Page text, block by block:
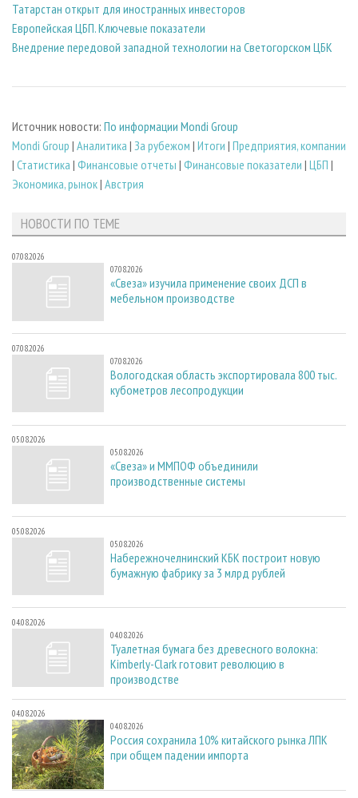
Татарстан открыт для иностранных инвесторов
Европейская ЦБП. Ключевые показатели
Внедрение передовой западной технологии на Светогорском ЦБК
Источник новости: По информации Mondi Group
Mondi Group | Аналитика | За рубежом | Итоги | Предприятия, компании
| Статистика | Финансовые отчеты | Финансовые показатели | ЦБП |
Экономика, рынок| Австрия
НОВОСТИ ПО ТЕМЕ
07.08.2026
07.08.2026
«Свеза» изучила применение своих ДСП в
мебельном производстве
07.08.2026
07.08.2026
Вологодская область экспортировала 800 тыс.
кубометров лесопродукции
05.08.2026
05.08.2026
«Свеза» и ММПОФ объединили
производственные системы
05.08.2026
05.08.2026
Набережночелнинский КБК построит новую
бумажную фабрику за 3 млрд рублей
04.08.2026
04.08.2026
Туалетная бумага без древесного волокна:
Kimberly-Clark готовит революцию в
производстве
04.08.2026
04.08.2026
Россия сохранила 10% китайского рынка ЛПК
при общем падении импорта